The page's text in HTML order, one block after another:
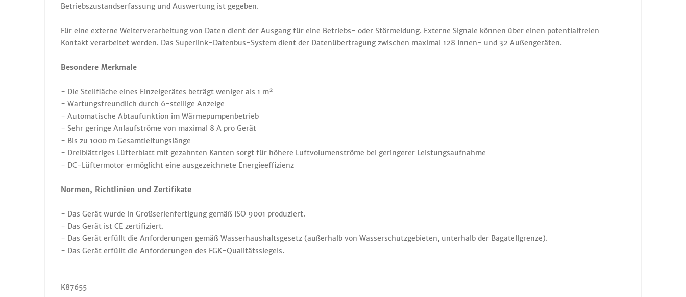
Betriebszustandserfassung und Auswertung ist gegeben.
Für eine externe Weiterverarbeitung von Daten dient der Ausgang für eine Betriebs- oder Störmeldung. Externe Signale können über einen potentialfreien
Kontakt verarbeitet werden. Das Superlink-Datenbus-System dient der Datenübertragung zwischen maximal 128 Innen- und 32 Außengeräten.
Besondere Merkmale
- Die Stellfläche eines Einzelgerätes beträgt weniger als 1 m²
- Wartungsfreundlich durch 6-stellige Anzeige
- Automatische Abtaufunktion im Wärmepumpenbetrieb
- Sehr geringe Anlaufströme von maximal 8 A pro Gerät
- Bis zu 1000 m Gesamtleitungslänge
- Dreiblättriges Lüfterblatt mit gezahnten Kanten sorgt für höhere Luftvolumenströme bei geringerer Leistungsaufnahme
- DC-Lüftermotor ermöglicht eine ausgezeichnete Energieeffizienz
Normen, Richtlinien und Zertifikate
- Das Gerät wurde in Großserienfertigung gemäß ISO 9001 produziert.
- Das Gerät ist CE zertifiziert.
- Das Gerät erfüllt die Anforderungen gemäß Wasserhaushaltsgesetz (außerhalb von Wasserschutzgebieten, unterhalb der Bagatellgrenze).
- Das Gerät erfüllt die Anforderungen des FGK-Qualitätssiegels.
K87655